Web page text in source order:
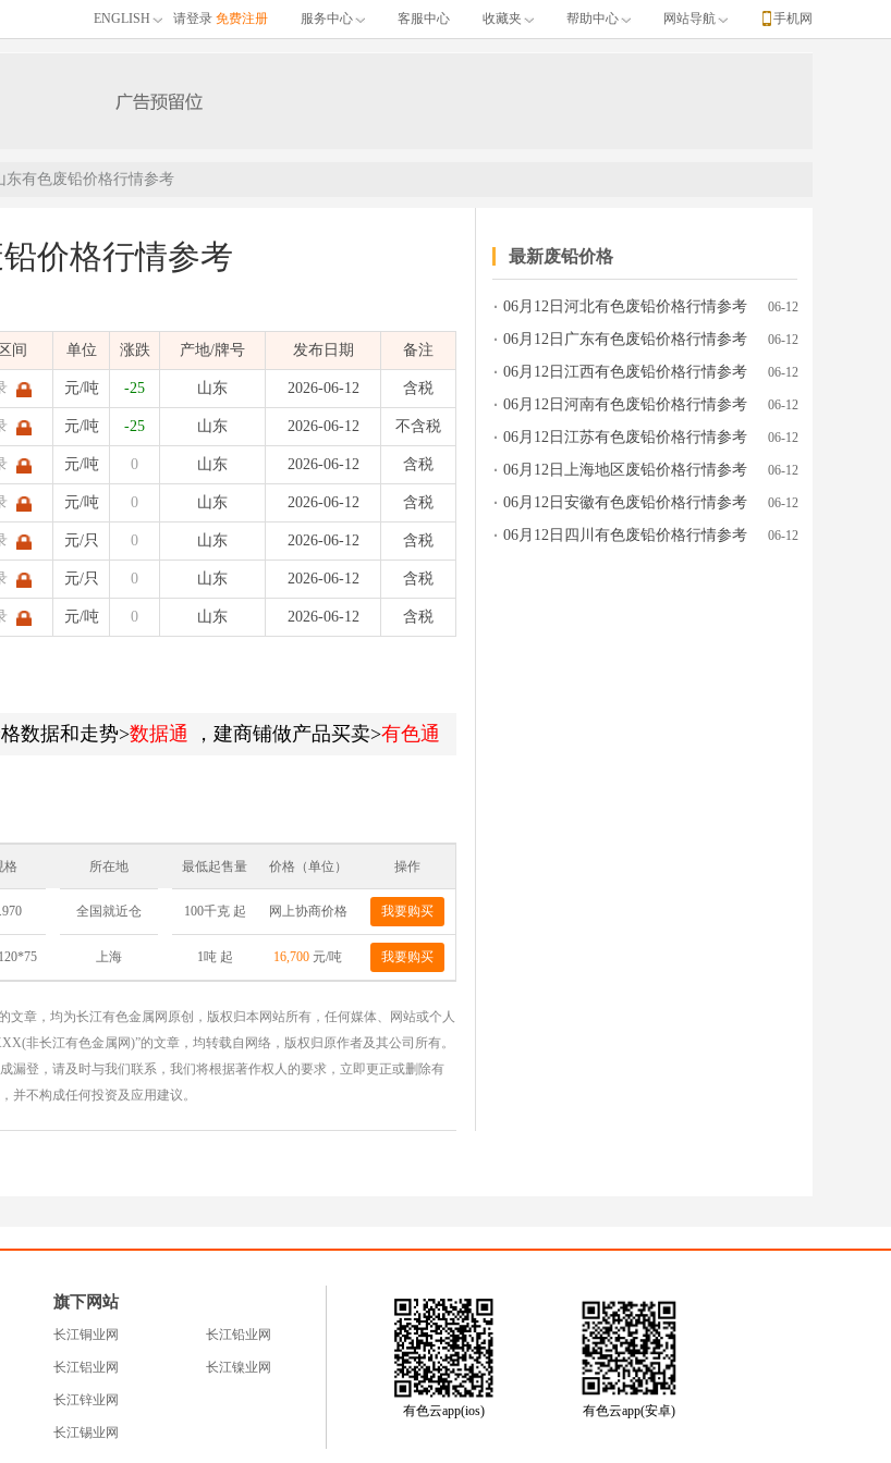
ENGLISH 请登录 免费注册 服务中心 客服中心 收藏夹 帮助中心 网站导航 手机网
东有色废铅价格行情参考
价格行情参考
有色废铅价格行情参考，包含品名、材质、价格区间、单位、涨跌、产地牌号、发布日期等完整行情数据。
间 单位 涨跌 产地/牌号 发布日期 备注
元/吨 -25 山东 2026-06-12 含税
元/吨 -25 山东 2026-06-12 不含税
元/吨 0 山东 2026-06-12 含税
元/吨 0 山东 2026-06-12 含税
元/只 0 山东 2026-06-12 含税
元/只 0 山东 2026-06-12 含税
元/吨 0 山东 2026-06-12 含税
格数据和走势>数据通 ，建商铺做产品买卖>有色通
格 所在地 最低起售量 价格（单位） 操作
全国就近仓 100千克 起 网上协商价格 我要购买
上海 1吨 起 16,700 元/吨 我要购买
文章，均为长江有色金属网原创，版权归本网站所有，任何媒体、网站或个人
非长江有色金属网)”的文章，均转载自网络，版权归原作者及其公司所有。
漏登，请及时与我们联系，我们将根据著作权人的要求，立即更正或删除有
并不构成任何投资及应用建议。
最新废铅价格
06月12日河北有色废铅价格行情参考 06-12
06月12日广东有色废铅价格行情参考 06-12
06月12日江西有色废铅价格行情参考 06-12
06月12日河南有色废铅价格行情参考 06-12
06月12日江苏有色废铅价格行情参考 06-12
06月12日上海地区废铅价格行情参考 06-12
06月12日安徽有色废铅价格行情参考 06-12
06月12日四川有色废铅价格行情参考 06-12
旗下网站
长江铜业网
长江铝业网
长江锌业网
长江锡业网
长江铅业网
长江镍业网
有色云app(ios) 有色云app(安卓)